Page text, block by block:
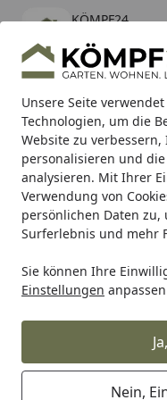
Unsere Seite
Technologien, um die
Website zu
personalisieren und
analysieren. Mit Ihrer
Verwendung von
persönlichen Daten
Surferlebnis und mehr
Sie können Ihre
Einstellungen
Nein,
KÖMPF24
kostenlos - Im App
Alle Produkte
Mein Konto
Suchen
Karibu Pools inkl.
Starterset
Startseite
Renovieren & Bauen
Acryl &
Abdichtungen
Ihre